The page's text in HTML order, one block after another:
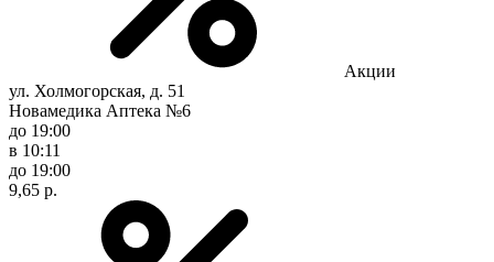
Акции
ул. Холмогорская, д. 51
Новамедика Аптека №6
до 19:00
в 10:11
до 19:00
9,65 р.